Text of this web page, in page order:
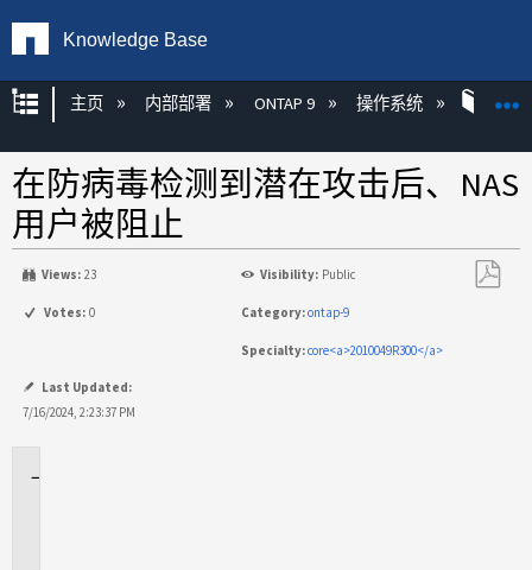
Knowledge Base
扩展/隐缩全局层次
主页 内部部署 ONTAP 9 操作系统
在防病毒检测到潜在攻击后、NAS
用户被阻止
Views: 23 Visibility: Public
Votes: 0 Category:ontap-9
Specialty:core<a>2010049R300</a>
Last Updated:
7/16/2024, 2:23:37 PM